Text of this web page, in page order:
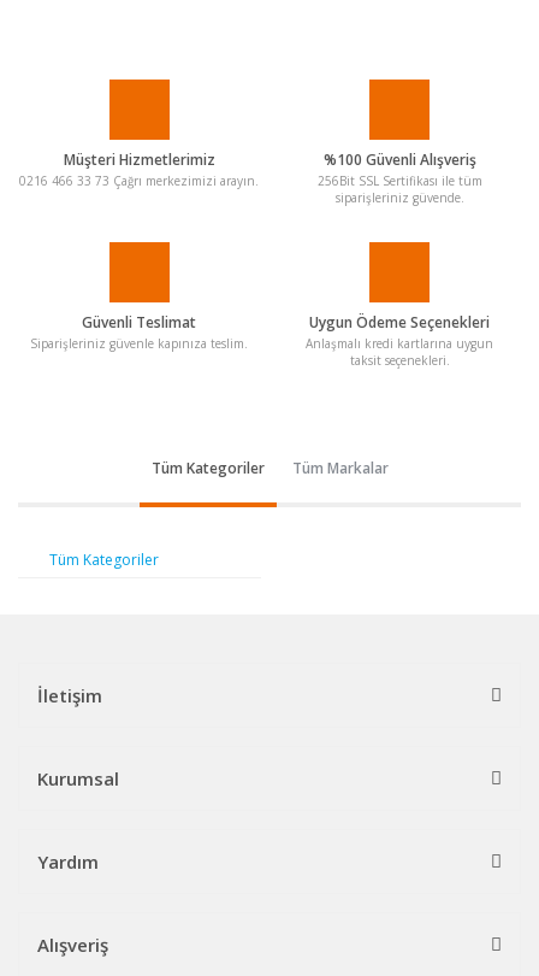
Müşteri Hizmetlerimiz
0216 466 33 73 Çağrı merkezimizi arayın.
%100 Güvenli Alışveriş
256Bit SSL Sertifikası ile tüm
siparişleriniz güvende.
Güvenli Teslimat
Siparişleriniz güvenle kapınıza teslim.
Uygun Ödeme Seçenekleri
Anlaşmalı kredi kartlarına uygun
taksit seçenekleri.
Tüm Kategoriler Tüm Markalar
Tüm Kategoriler
İletişim
Kurumsal
Yardım
Alışveriş